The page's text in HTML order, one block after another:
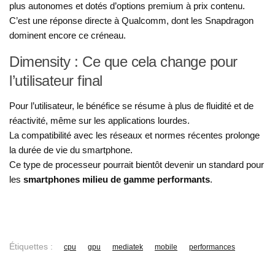
plus autonomes et dotés d’options premium à prix contenu.
C’est une réponse directe à Qualcomm, dont les Snapdragon
dominent encore ce créneau.
Dimensity : Ce que cela change pour
l’utilisateur final
Pour l’utilisateur, le bénéfice se résume à plus de fluidité et de
réactivité, même sur les applications lourdes.
La compatibilité avec les réseaux et normes récentes prolonge
la durée de vie du smartphone.
Ce type de processeur pourrait bientôt devenir un standard pour
les smartphones milieu de gamme performants.
Étiquettes : cpu gpu mediatek mobile
performances